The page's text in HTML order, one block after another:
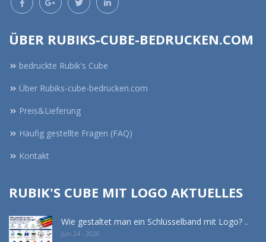
ÜBER RUBIKS-CUBE-BEDRUCKEN.COM
bedruckte Rubik's Cube
Über Rubiks-cube-bedrucken.com
Preis&Lieferung
Häufig gestellte Fragen (FAQ)
Kontakt
RUBIK'S CUBE MIT LOGO AKTUELLES
Wie gestaltet man ein Schlüsselband mit Logo? ..
Jun 24 - 2026